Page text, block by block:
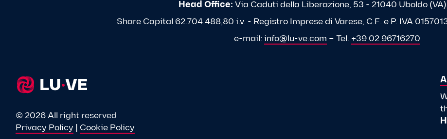
Head Office: Via Caduti della Liberazione, 53 - 21040 Uboldo
Share Capital 62.704.488,80 i.v. - Registro Imprese di Varese, C.F. e P. IVA
e-mail: info@lu-ve.com – Tel. +39 02 96716270
© 2026 All right reserved
Privacy Policy
Cookie Policy